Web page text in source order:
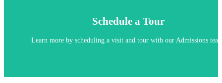
Schedule a Tour
Learn more by scheduling a visit and tour with our Admissions